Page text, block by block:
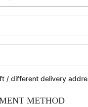
/ different delivery
METHOD